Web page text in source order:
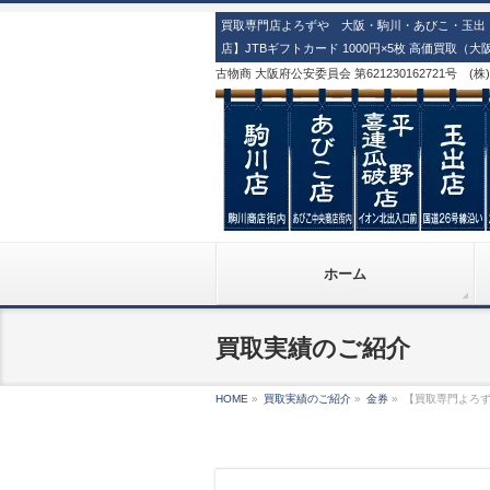
買取専門店よろずや 大阪・駒川・あびこ・玉
店】JTBギフトカード 1000円×5枚 高価買取（大
古物商 大阪府公安委員会 第621230162721号 (株
ホーム
買取実績のご紹介
HOME » 買取実績のご紹介 » 金券 » 【買取専門よろ